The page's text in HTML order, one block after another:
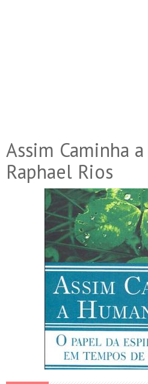
Assim Caminha
Raphael Rios